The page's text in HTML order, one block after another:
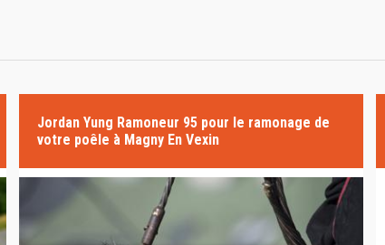
Jordan Yung Ramoneur 95 pour le ramonage de
votre poêle à Magny En Vexin